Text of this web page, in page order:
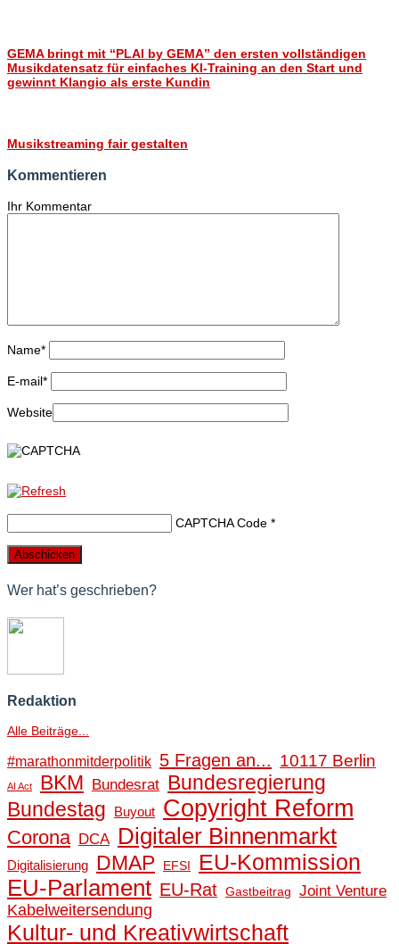
GEMA bringt mit “PLAI by GEMA” den ersten vollständigen
Musikdatensatz für einfaches KI-Training an den Start und
gewinnt Klangio als erste Kundin
Musikstreaming fair gestalten
Kommentieren
Ihr Kommentar
Name*
E-mail*
Website
CAPTCHA Code *
Wer hat’s geschrieben?
Redaktion
Alle Beiträge...
#marathonmitderpolitik 5 Fragen an... 10117 Berlin
AI Act BKM Bundesrat Bundesregierung
Bundestag
Buyout Copyright Reform
Corona DCA Digitaler Binnenmarkt
Digitalisierung DMAP EFSI EU-Kommission
EU-Parlament EU-Rat Gastbeitrag Joint Venture
Kabelweitersendung
Kultur- und Kreativwirtschaft